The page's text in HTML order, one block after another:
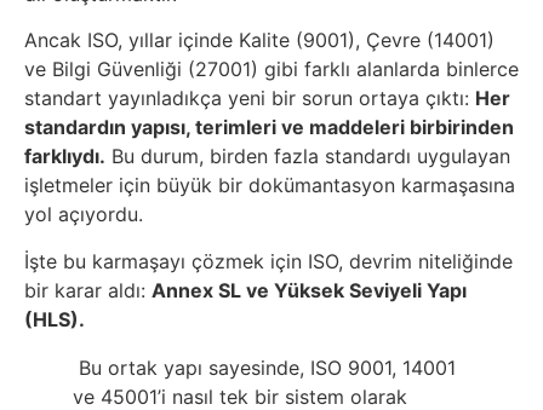
Ancak ISO, yıllar içinde Kalite (9001), Çevre (14001)
ve Bilgi Güvenliği (27001) gibi farklı alanlarda binlerce
standart yayınladıkça yeni bir sorun ortaya çıktı: Her
standardın yapısı, terimleri ve maddeleri birbirinden
farklıydı. Bu durum, birden fazla standardı uygulayan
işletmeler için büyük bir dokümantasyon karmaşasına
yol açıyordu.
İşte bu karmaşayı çözmek için ISO, devrim niteliğinde
bir karar aldı: Annex SL ve Yüksek Seviyeli Yapı
(HLS).
Bu ortak yapı sayesinde, ISO 9001, 14001
ve 45001’i nasıl tek bir sistem olarak